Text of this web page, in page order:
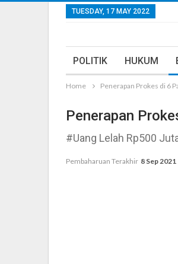
TUESDAY, 17 MAY 2022
POLITIK HUKUM
Home Penerapan Prokes di 6
Penerapan
#Uang Lelah Rp500
Pembaharuan Terakhir 8 Sep 2021